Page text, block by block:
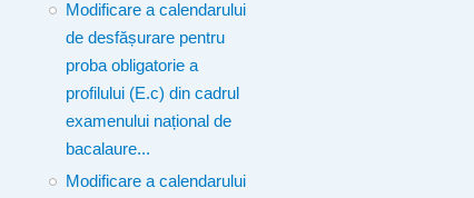
Modificare a calendarului
de desfășurare pentru
proba obligatorie a
profilului (E.c) din cadrul
examenului național de
bacalaure...
Modificare a calendarului